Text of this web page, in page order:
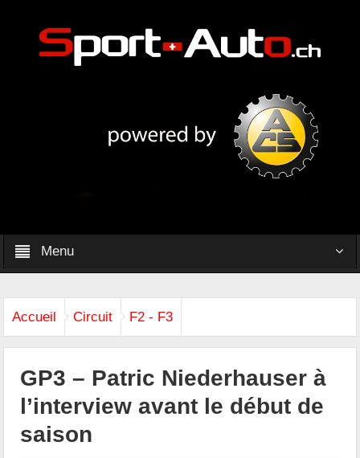
Menu
Accueil Circuit F2 - F3
GP3 – Patric Niederhauser à
l’interview avant le début de
saison